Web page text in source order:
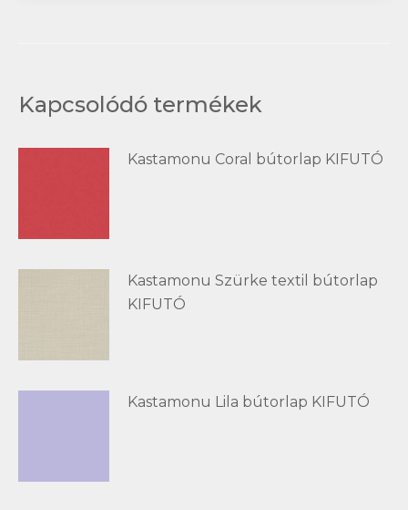
Kapcsolódó termékek
Kastamonu Coral bútorlap KIFUTÓ
Kastamonu Szürke textil bútorlap
KIFUTÓ
Kastamonu Lila bútorlap KIFUTÓ